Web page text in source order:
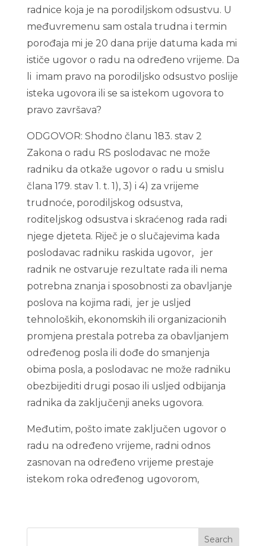
radnice koja je na porodiljskom odsustvu. U
međuvremenu sam ostala trudna i termin
porođaja mi je 20 dana prije datuma kada mi
ističe ugovor o radu na određeno vrijeme. Da
li imam pravo na porodiljsko odsustvo poslije
isteka ugovora ili se sa istekom ugovora to
pravo završava?
ODGOVOR: Shodno članu 183. stav 2
Zakona o radu RS poslodavac ne može
radniku da otkaže ugovor o radu u smislu
člana 179. stav 1. t. 1), 3) i 4) za vrijeme
trudnoće, porodiljskog odsustva,
roditeljskog odsustva i skraćenog rada radi
njege djeteta. Riječ je o slučajevima kada
poslodavac radniku raskida ugovor, jer
radnik ne ostvaruje rezultate rada ili nema
potrebna znanja i sposobnosti za obavljanje
poslova na kojima radi, jer je usljed
tehnoloških, ekonomskih ili organizacionih
promjena prestala potreba za obavljanjem
određenog posla ili dođe do smanjenja
obima posla, a poslodavac ne može radniku
obezbijediti drugi posao ili usljed odbijanja
radnika da zaključenji aneks ugovora.
Međutim, pošto imate zaključen ugovor o
radu na određeno vrijeme, radni odnos
zasnovan na određeno vrijeme prestaje
istekom roka određenog ugovorom,
Search